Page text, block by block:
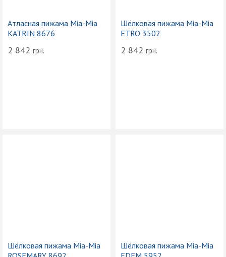
Атласная пижама Mia-Mia
KATRIN 8676
2 842 грн.
Шёлковая пижама Mia-Mia
ETRO 3502
2 842 грн.
Шёлковая пижама Mia-Mia
Шёлковая пижама Mia-Mia